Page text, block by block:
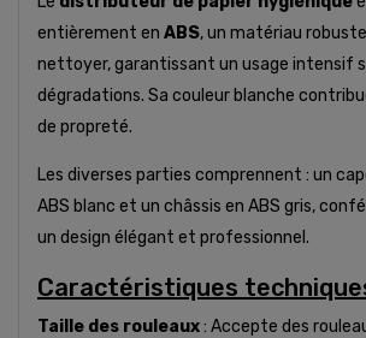
entièrement en ABS, un matériau
nettoyer, garantissant un usage intensif
dégradations. Sa couleur blanche
de propreté.
Les diverses parties comprennent : un
ABS blanc et un châssis en ABS gris,
un design élégant et professionnel.
Caractéristiques
Taille des rouleaux: Accepte des